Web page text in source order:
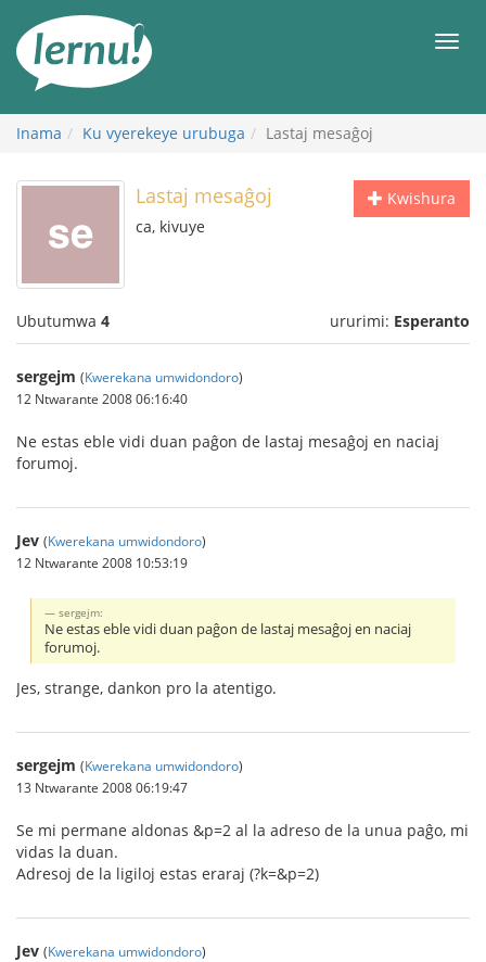
rupapuro
rw'ibirimwo
Inama Ku vyerekeye urubuga Lastaj mesaĝoj
Kwishura
Lastaj mesaĝoj
ca, kivuye
Ubutumwa 4 ururimi: Esperanto
sergejm (Kwerekana umwidondoro)
12 Ntwarante 2008 06:16:40
Ne estas eble vidi duan paĝon de lastaj mesaĝoj en naciaj
forumoj.
Jev (Kwerekana umwidondoro)
12 Ntwarante 2008 10:53:19
sergejm:
Ne estas eble vidi duan paĝon de lastaj mesaĝoj en naciaj
forumoj.
Jes, strange, dankon pro la atentigo.
sergejm (Kwerekana umwidondoro)
13 Ntwarante 2008 06:19:47
Se mi permane aldonas &p=2 al la adreso de la unua paĝo, mi
vidas la duan.
Adresoj de la ligiloj estas eraraj (?k=&p=2)
Jev (Kwerekana umwidondoro)